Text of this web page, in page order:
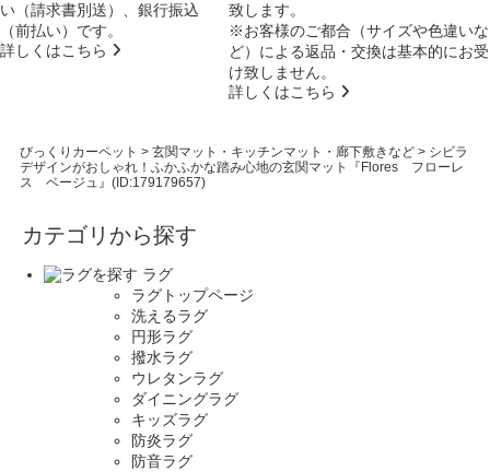
い（請求書別送）、銀行振込
（前払い）です。
詳しくはこちら
致します。
※お客様のご都合（サイズや色違いな
ど）による返品・交換は基本的にお受
け致しません。
詳しくはこちら
びっくりカーペット > 玄関マット・キッチンマット・廊下敷きなど> シビラ
デザインがおしゃれ！ふかふかな踏み心地の玄関マット『Flores フローレ
ス ベージュ』(ID:179179657)
カテゴリから探す
ラグ
ラグトップページ
洗えるラグ
円形ラグ
撥水ラグ
ウレタンラグ
ダイニングラグ
キッズラグ
防炎ラグ
防音ラグ